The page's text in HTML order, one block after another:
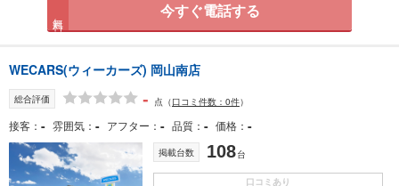
今すぐ電話する
WECARS(ウィーカーズ) 岡山南店
総合評価 - 点 （口コミ件数：0件）
接客 - 雰囲気 - アフター - 品質 - 価格 -
掲載台数 108台
口コミあり